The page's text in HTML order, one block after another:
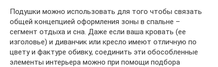
Подушки можно использовать для того чтобы связать
общей концепцией оформления зоны в спальне –
сегмент отдыха и сна. Даже если ваша кровать (ее
изголовье) и диванчик или кресло имеют отличную по
цвету и фактуре обивку, соединить эти обособленные
элементы интерьера можно при помощи подбора